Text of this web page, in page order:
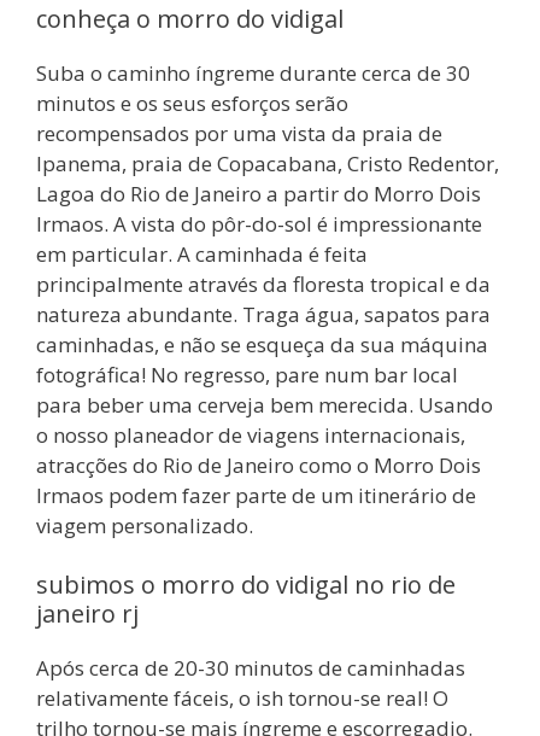
conheça o morro do vidigal
Suba o caminho íngreme durante cerca de 30
minutos e os seus esforços serão
recompensados por uma vista da praia de
Ipanema, praia de Copacabana, Cristo Redentor,
Lagoa do Rio de Janeiro a partir do Morro Dois
Irmaos. A vista do pôr-do-sol é impressionante
em particular. A caminhada é feita
principalmente através da floresta tropical e da
natureza abundante. Traga água, sapatos para
caminhadas, e não se esqueça da sua máquina
fotográfica! No regresso, pare num bar local
para beber uma cerveja bem merecida. Usando
o nosso planeador de viagens internacionais,
atracções do Rio de Janeiro como o Morro Dois
Irmaos podem fazer parte de um itinerário de
viagem personalizado.
subimos o morro do vidigal no rio de
janeiro rj
Após cerca de 20-30 minutos de caminhadas
relativamente fáceis, o ish tornou-se real! O
trilho tornou-se mais íngreme e escorregadio.